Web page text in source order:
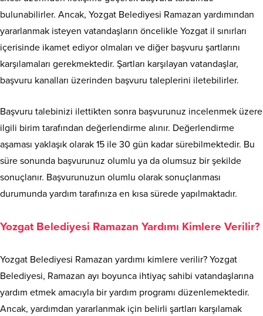
bulunabilirler. Ancak, Yozgat Belediyesi Ramazan yardımından
yararlanmak isteyen vatandaşların öncelikle Yozgat il sınırları
içerisinde ikamet ediyor olmaları ve diğer başvuru şartlarını
karşılamaları gerekmektedir. Şartları karşılayan vatandaşlar,
başvuru kanalları üzerinden başvuru taleplerini iletebilirler.
Başvuru talebinizi ilettikten sonra başvurunuz incelenmek üzere
ilgili birim tarafından değerlendirme alınır. Değerlendirme
aşaması yaklaşık olarak 15 ile 30 gün kadar sürebilmektedir. Bu
süre sonunda başvurunuz olumlu ya da olumsuz bir şekilde
sonuçlanır. Başvurunuzun olumlu olarak sonuçlanması
durumunda yardım tarafınıza en kısa sürede yapılmaktadır.
Yozgat Belediyesi Ramazan Yardımı Kimlere Verilir?
Yozgat Belediyesi Ramazan yardımı kimlere verilir? Yozgat
Belediyesi, Ramazan ayı boyunca ihtiyaç sahibi vatandaşlarına
yardım etmek amacıyla bir yardım programı düzenlemektedir.
Ancak, yardımdan yararlanmak için belirli şartları karşılamak